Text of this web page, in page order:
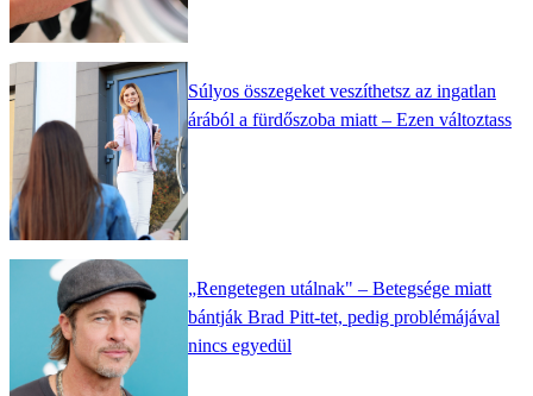
Súlyos összegeket veszíthetsz az ingatlan
árából a fürdőszoba miatt – Ezen változtass
„Rengetegen utálnak" – Betegsége miatt
bántják Brad Pitt-tet, pedig problémájával
nincs egyedül